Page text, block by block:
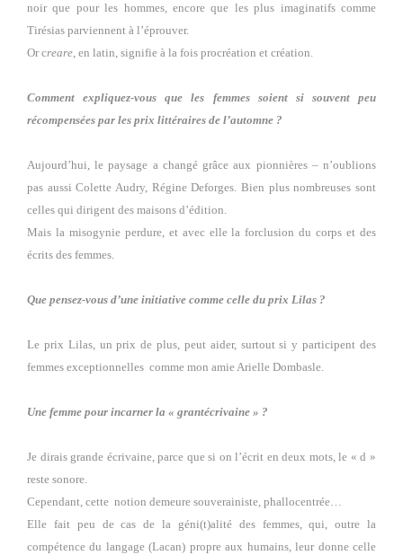
noir que pour les hommes, encore que les plus imaginatifs comme
Tirésias parviennent à l’éprouver.
Or creare, en latin, signifie à la fois procréation et création.
Comment expliquez-vous que les femmes soient si souvent peu
récompensées par les prix littéraires de l’automne ?
Aujourd’hui, le paysage a changé grâce aux pionnières – n’oublions
pas aussi Colette Audry, Régine Deforges. Bien plus nombreuses sont
celles qui dirigent des maisons d’édition.
Mais la misogynie perdure, et avec elle la forclusion du corps et des
écrits des femmes.
Que pensez-vous d’une initiative comme celle du prix Lilas ?
Le prix Lilas, un prix de plus, peut aider, surtout si y participent des
femmes exceptionnelles comme mon amie Arielle Dombasle.
Une femme pour incarner la « grantécrivaine » ?
Je dirais grande écrivaine, parce que si on l’écrit en deux mots, le « d »
reste sonore.
Cependant, cette notion demeure souverainiste, phallocentrée…
Elle fait peu de cas de la géni(t)alité des femmes, qui, outre la
compétence du langage (Lacan) propre aux humains, leur donne celle